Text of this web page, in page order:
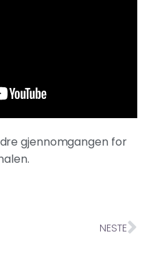
gjennomgangen for
NESTE